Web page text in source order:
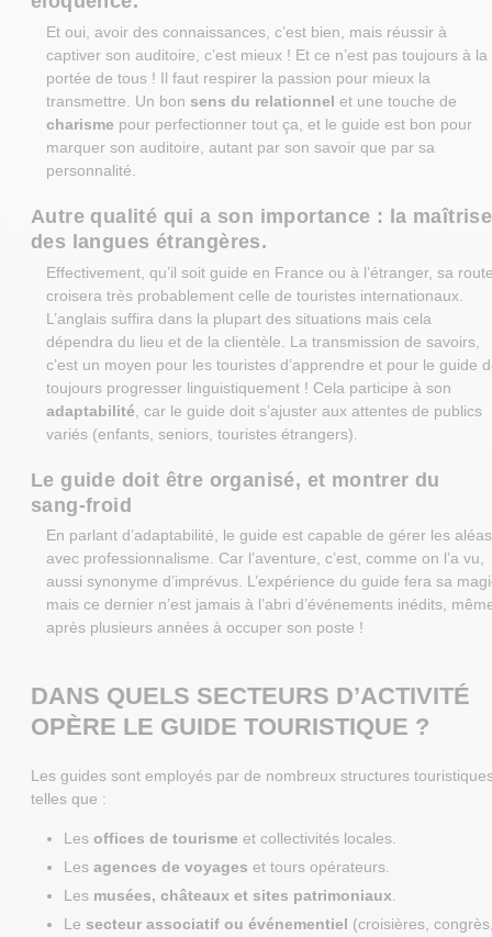
Et oui, avoir des connaissances, c’est bien, mais réussir à
captiver son auditoire, c’est mieux ! Et ce n’est pas toujours à la
portée de tous ! Il faut respirer la passion pour mieux la
transmettre. Un bon sens du relationnelet une touche de
charisme pour perfectionner tout ça, et le guide est bon pour
marquer son auditoire, autant par son savoir que par sa
personnalité.
Autre qualité qui a son importance : la maîtrise
des langues étrangères.
Effectivement, qu’il soit guide en France ou à l’étranger, sa
croisera très probablement celle de touristes internationaux.
L’anglais suffira dans la plupart des situations mais cela
dépendra du lieu et de la clientèle. La transmission de savoirs,
c’est un moyen pour les touristes d’apprendre et pour le guide
toujours progresser linguistiquement ! Cela participe à son
adaptabilité , car le guide doit s’ajuster aux attentes de publics
variés (enfants, seniors, touristes étrangers).
Le guide doit être organisé, et montrer du
sang-froid
En parlant d’adaptabilité, le guide est capable de gérer les aléas
avec professionnalisme. Car l’aventure, c’est, comme on l’a vu,
aussi synonyme d’imprévus. L’expérience du guide fera sa
mais ce dernier n’est jamais à l’abri d’événements inédits,
après plusieurs années à occuper son poste !
DANS QUELS SECTEURS D’ACTIVITÉ
OPÈRE LE GUIDE TOURISTIQUE ?
Les guides sont employés par de nombreux structures
telles que :
Les offices de tourisme et collectivités locales.
Les agences de voyages et tours opérateurs.
Les musées, châteaux et sites patrimoniaux
Le secteur associatif ou événementiel (croisières,